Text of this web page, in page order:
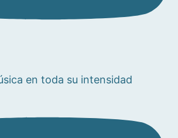
en toda su intensidad